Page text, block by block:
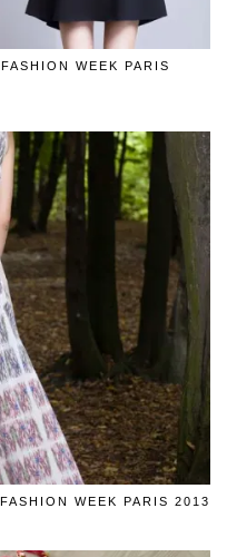
WEEK PARIS
WEEK PARIS 2013